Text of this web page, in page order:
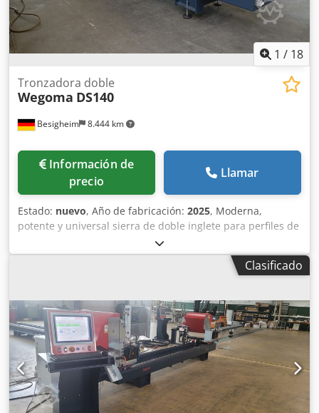
1 / 18
Besigheim 8.444 km
Tronzadora doble
Wegoma DS140
Información de
precio
Llamar
Estado: nuevo, Año de fabricación: 2025, Moderna,
potente y universal sierra de doble inglete para perfiles de
madera, aluminio y PVC. • Amplio rango de corte (165 mm
de profundidad de corte en la mesa) • Posibilidad de doble
corte • Ángulos intermedios fijables de forma continua •
regulable sin escalonamientos • Bancada de máquina
indeformable • Ángulo de giro de ambas unidades: 22,5°
hacia el interior, 90°, 135° hacia el exterior • Mesa de
sierra/plato soporte de sierra rectificado de precisión
Crsdpfx Asxta Tujgvof • Sistema de medición de
desplazamiento directo (sensor magnético) en todas las
variantes • Accionamientos y control JETTER • Panel táctil
industrial de 15″ (IP65)
Clasificado